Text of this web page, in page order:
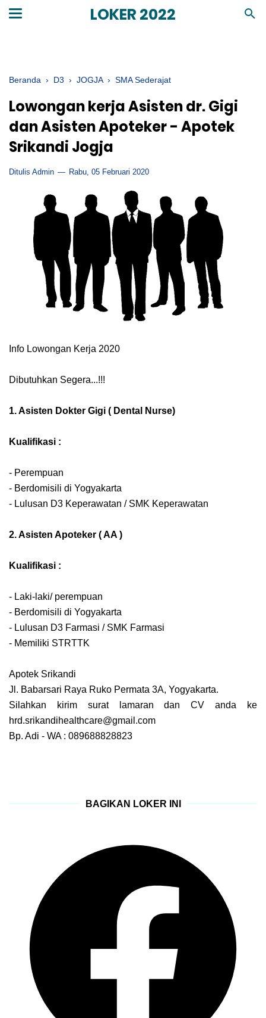
LOKER 2022
Beranda › D3 › JOGJA › SMA Sederajat
Lowongan kerja Asisten dr. Gigi
dan Asisten Apoteker - Apotek
Srikandi Jogja
Ditulis Admin Rabu, 05 Februari 2020
Info Lowongan Kerja 2020
Dibutuhkan Segera...!!!
1. Asisten Dokter Gigi ( Dental Nurse)
Kualifikasi :
- Perempuan
- Berdomisili di Yogyakarta
- Lulusan D3 Keperawatan / SMK Keperawatan
2. Asisten Apoteker ( AA )
Kualifikasi :
- Laki-laki/ perempuan
- Berdomisili di Yogyakarta
- Lulusan D3 Farmasi / SMK Farmasi
- Memiliki STRTTK
Apotek Srikandi
Jl. Babarsari Raya Ruko Permata 3A, Yogyakarta.
Silahkan kirim surat lamaran dan CV anda ke
hrd.srikandihealthcare@gmail.com
Bp. Adi - WA : 089688828823
BAGIKAN LOKER INI